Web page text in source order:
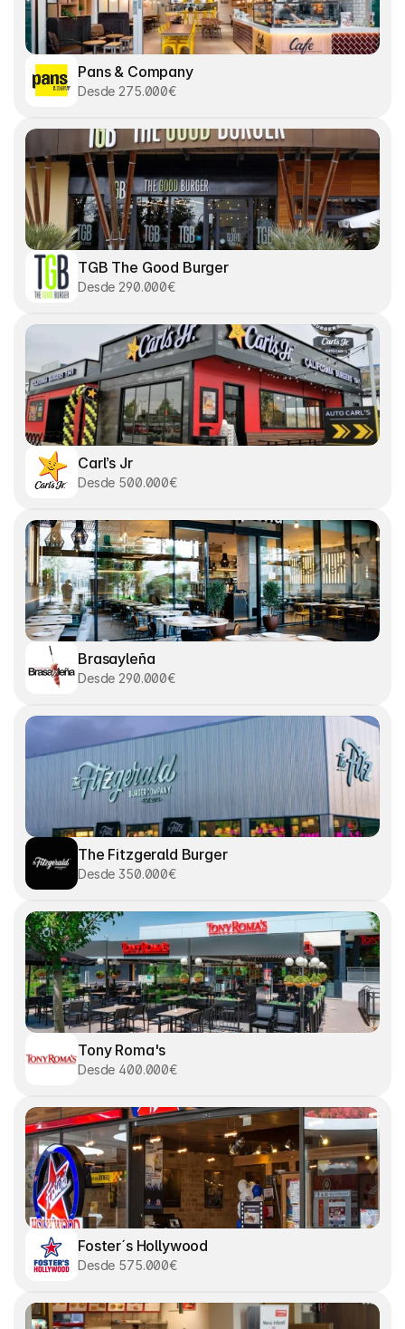
Pans & Company
Desde 275.000€
TGB The Good Burger
Desde 290.000€
Carl’s Jr
Desde 500.000€
Brasayleña
Desde 290.000€
The Fitzgerald Burger
Desde 350.000€
Tony Roma's
Desde 400.000€
Foster´s Hollywood
Desde 575.000€